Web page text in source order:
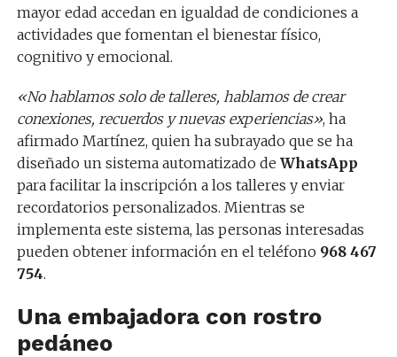
mayor edad accedan en igualdad de condiciones a
actividades que fomentan el bienestar físico,
cognitivo y emocional.
«No hablamos solo de talleres, hablamos de crear
conexiones, recuerdos y nuevas experiencias», ha
afirmado Martínez, quien ha subrayado que se ha
diseñado un sistema automatizado de WhatsApp
para facilitar la inscripción a los talleres y enviar
recordatorios personalizados. Mientras se
implementa este sistema, las personas interesadas
pueden obtener información en el teléfono 968 467
754.
Una embajadora con rostro
pedáneo